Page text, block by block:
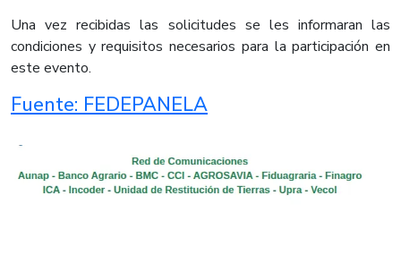
Una vez recibidas las solicitudes se les informaran las
condiciones y requisitos necesarios para la participación en
este evento.​
Fuente: FEDEPANELA